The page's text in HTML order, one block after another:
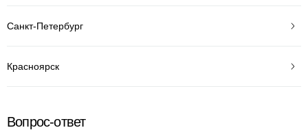
Санкт-Петербург
Красноярск
Вопрос-ответ